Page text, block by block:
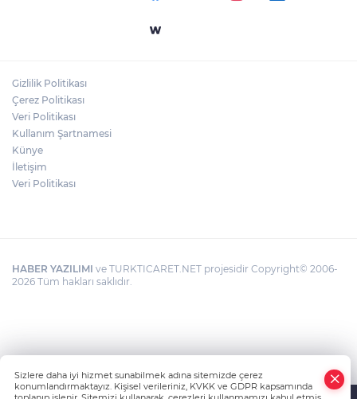
"BEBEĞİ TÜM GECE AYNI BEZLE
Gizlilik Politikası
Çerez Politikası
Veri Politikası
Kullanım Şartnamesi
Künye
İletişim
Veri Politikası
HABER YAZILIMI ve TURKTICARET.NET projesidir Copyright© 2006-
2026 Tüm hakları saklıdır.
Sizlere daha iyi hizmet sunabilmek adına sitemizde çerez
konumlandırmaktayız. Kişisel verileriniz, KVKK ve GDPR kapsamında